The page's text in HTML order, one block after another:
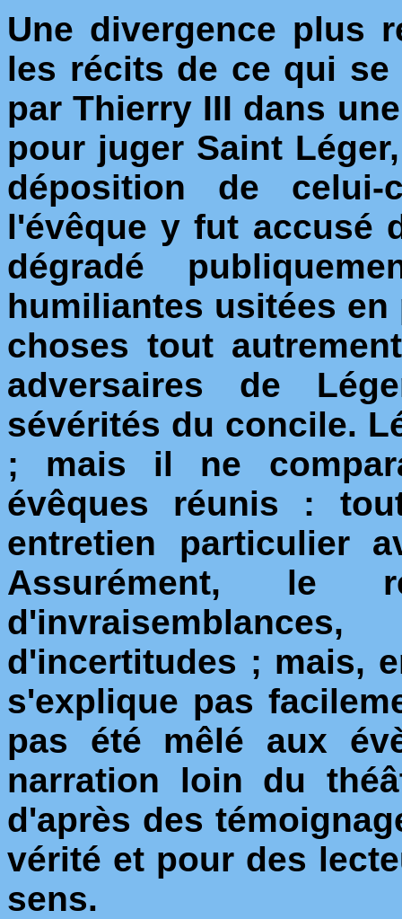
Une divergence plus
les récits de ce qui
par Thierry III dans
pour juger Saint
déposition de
l'évêque y fut accusé
dégradé
humiliantes usitées
choses tout
adversaires de
sévérités du concile.
; mais il ne
évêques réunis :
entretien particulier
Assurément,
d'incertitudes ; mais,
s'explique pas
pas été mêlé aux
narration loin du
d'après des
vérité et pour des
sens.